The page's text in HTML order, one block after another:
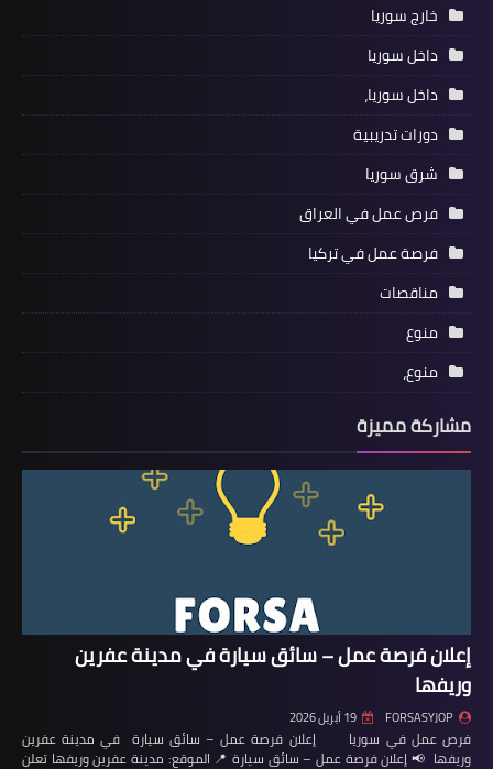
خارج سوريا
داخل سوريا
داخل سوريا،
دورات تدريبية
شرق سوريا
فرص عمل في العراق
فرصة عمل في تركيا
مناقصات
منوع
منوع،
مشاركة مميزة
إعلان فرصة عمل – سائق سيارة في مدينة عفرين
وريفها
FORSASYJOP 19 أبريل 2026
فرص عمل في سوريا إعلان فرصة عمل – سائق سيارة في مدينة عفرين
وريفها 📢 إعلان فرصة عمل – سائق سيارة 📍 الموقع: مدينة عفرين وريفها تعلن